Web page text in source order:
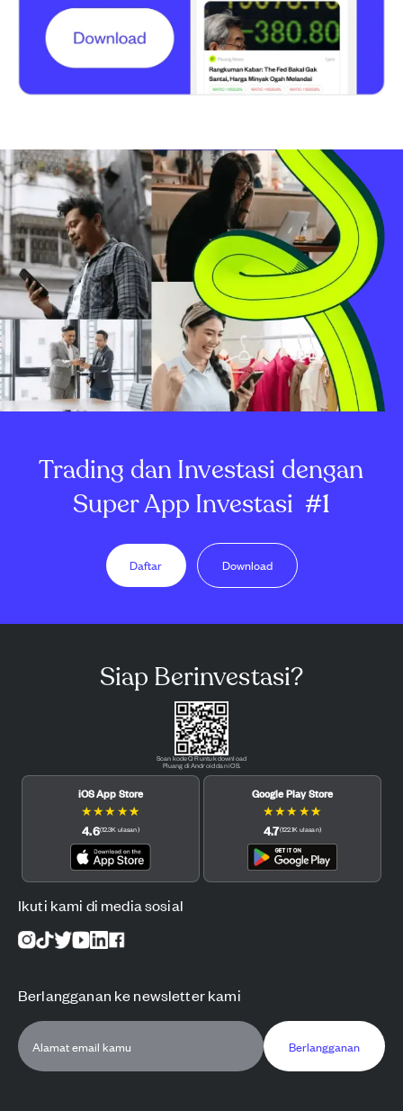
Trading dan Investasi dengan
Super App Investasi #1
Daftar Download
Siap Berinvestasi?
Scan kode QR untuk download
Pluang di Android dan iOS.
iOS App Store
★★★ ★★
4.6(12.3K ulasan)
Google Play Store
★★★ ★★
4.7(122.1K ulasan)
Ikuti kami di media sosial
Berlangganan ke newsletter kami
Berlangganan